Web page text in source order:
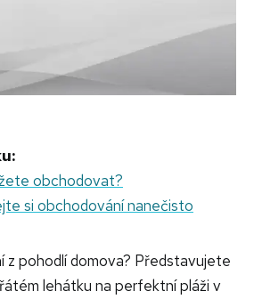
obchodovat?
si obchodování nanečisto
z pohodlí domova? Představujete
lehátku na perfektní pláži v